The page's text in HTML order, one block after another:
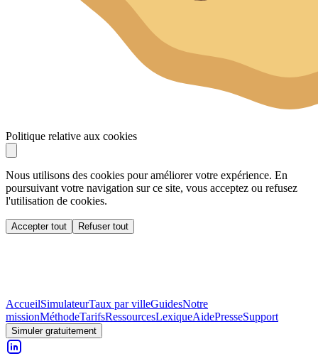
Politique relative aux cookies
Nous utilisons des cookies pour améliorer votre expérience. En
poursuivant votre navigation sur ce site, vous acceptez ou refusez
l'utilisation de cookies.
Accepter tout Refuser tout
AccueilSimulateurTaux par villeGuidesNotre
missionMéthodeTarifsRessourcesLexiqueAidePresseSupport
Simuler gratuitement